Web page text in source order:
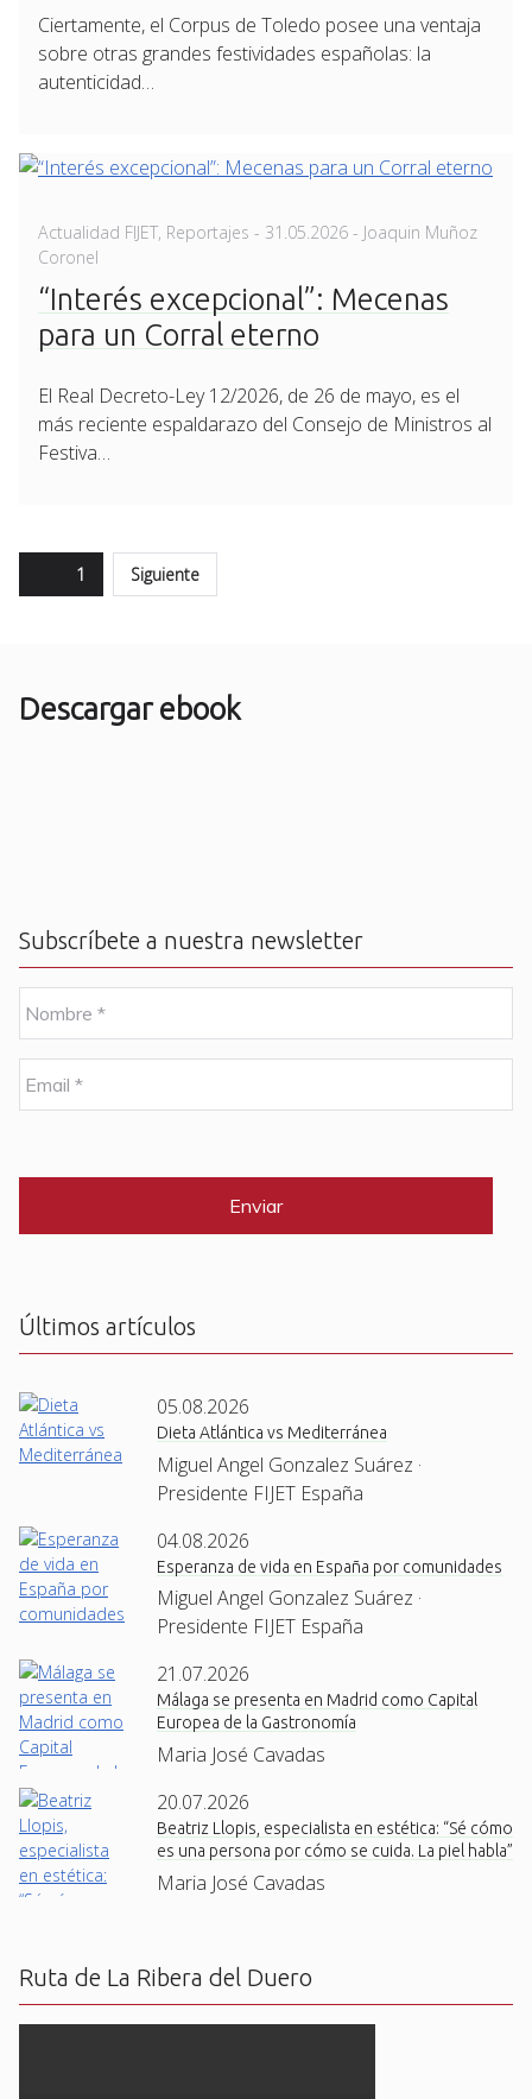
Ciertamente, el Corpus de Toledo posee una ventaja
sobre otras grandes festividades españolas: la
autenticidad…
Actualidad FIJET, Reportajes - Posted
31.05.2026 - Joaquin Muñoz
Coronel
“Interés excepcional”: Mecenas
para un Corral eterno
El Real Decreto-Ley 12/2026, de 26 de mayo, es el
más reciente espaldarazo del Consejo de Ministros al
Festiva…
Paginación
de
Page1 Siguiente
Descargar ebook
Subscríbete a nuestra newsletter
o
m
e
m
a
C
Últimos artículos
05.08.2026
Dieta Atlántica vs Mediterránea
Miguel Angel Gonzalez Suárez ·
Presidente FIJET España
04.08.2026
Esperanza de vida en España por comunidades
Miguel Angel Gonzalez Suárez ·
Presidente FIJET España
21.07.2026
Málaga se presenta en Madrid como Capital
Europea de la Gastronomía
Maria José Cavadas
20.07.2026
Beatriz Llopis, especialista en estética: “Sé cómo
es una persona por cómo se cuida. La piel habla”
Maria José Cavadas
Ruta de La Ribera del Duero